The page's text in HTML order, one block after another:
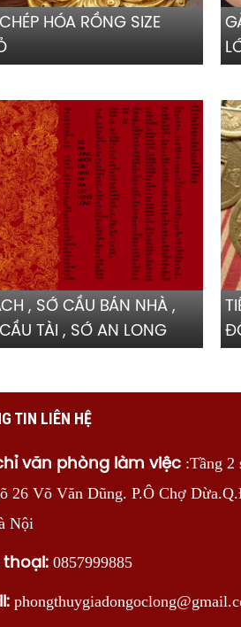
HÓA RỒNG SIZE
THỔ, SỚ NHẬP
, SỚ CẦU BÁN NHÀ ,
TÀI , SỚ AN LONG
TIN LIÊN HỆ
văn phòng làm việc :Tầng 2
26 Võ Văn Dũng. P.Ô Chợ
Nội
thoại: 0857999885